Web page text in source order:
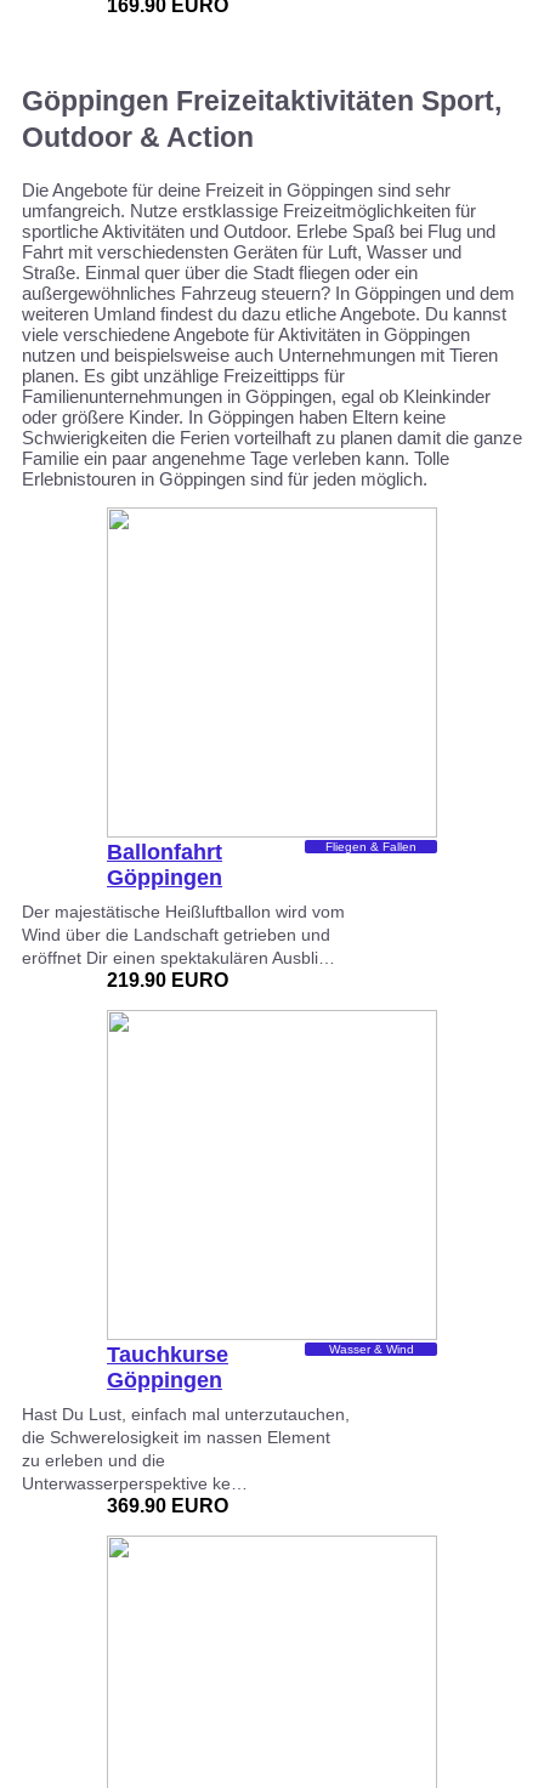
169.90 EURO
Göppingen Freizeitaktivitäten Sport,
Outdoor & Action
Die Angebote für deine Freizeit in Göppingen sind sehr
umfangreich. Nutze erstklassige Freizeitmöglichkeiten für
sportliche Aktivitäten und Outdoor. Erlebe Spaß bei Flug und
Fahrt mit verschiedensten Geräten für Luft, Wasser und
Straße. Einmal quer über die Stadt fliegen oder ein
außergewöhnliches Fahrzeug steuern? In Göppingen und dem
weiteren Umland findest du dazu etliche Angebote. Du kannst
viele verschiedene Angebote für Aktivitäten in Göppingen
nutzen und beispielsweise auch Unternehmungen mit Tieren
planen. Es gibt unzählige Freizeittipps für
Familienunternehmungen in Göppingen, egal ob Kleinkinder
oder größere Kinder. In Göppingen haben Eltern keine
Schwierigkeiten die Ferien vorteilhaft zu planen damit die ganze
Familie ein paar angenehme Tage verleben kann. Tolle
Erlebnistouren in Göppingen sind für jeden möglich.
Ballonfahrt
Göppingen
Fliegen & Fallen
Der majestätische Heißluftballon wird vom
Wind über die Landschaft getrieben und
eröffnet Dir einen spektakulären Ausbli…
219.90 EURO
Tauchkurse
Göppingen
Wasser & Wind
Hast Du Lust, einfach mal unterzutauchen,
die Schwerelosigkeit im nassen Element
zu erleben und die
Unterwasserperspektive ke…
369.90 EURO